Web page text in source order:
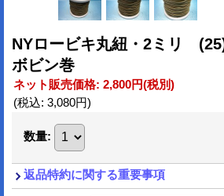
NYロービキ丸紐・2ミリ
ボビン巻
ネット販売価格: 2,800円(税別)
(税込: 3,080円)
数量:
返品特約に関する重要事項